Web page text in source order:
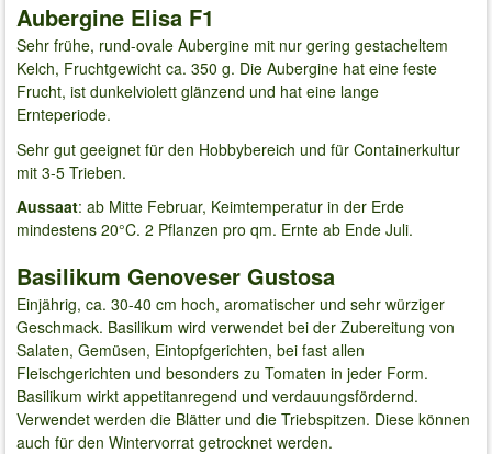
Aubergine Elisa F1
Sehr frühe, rund-ovale Aubergine mit nur gering gestacheltem
Kelch, Fruchtgewicht ca. 350 g. Die Aubergine hat eine feste
Frucht, ist dunkelviolett glänzend und hat eine lange
Ernteperiode.
Sehr gut geeignet für den Hobbybereich und für Containerkultur
mit 3-5 Trieben.
Aussaat: ab Mitte Februar, Keimtemperatur in der Erde
mindestens 20°C. 2 Pflanzen pro qm. Ernte ab Ende Juli.
Basilikum Genoveser Gustosa
Einjährig, ca. 30-40 cm hoch, aromatischer und sehr würziger
Geschmack. Basilikum wird verwendet bei der Zubereitung von
Salaten, Gemüsen, Eintopfgerichten, bei fast allen
Fleischgerichten und besonders zu Tomaten in jeder Form.
Basilikum wirkt appetitanregend und verdauungsfördernd.
Verwendet werden die Blätter und die Triebspitzen. Diese können
auch für den Wintervorrat getrocknet werden.